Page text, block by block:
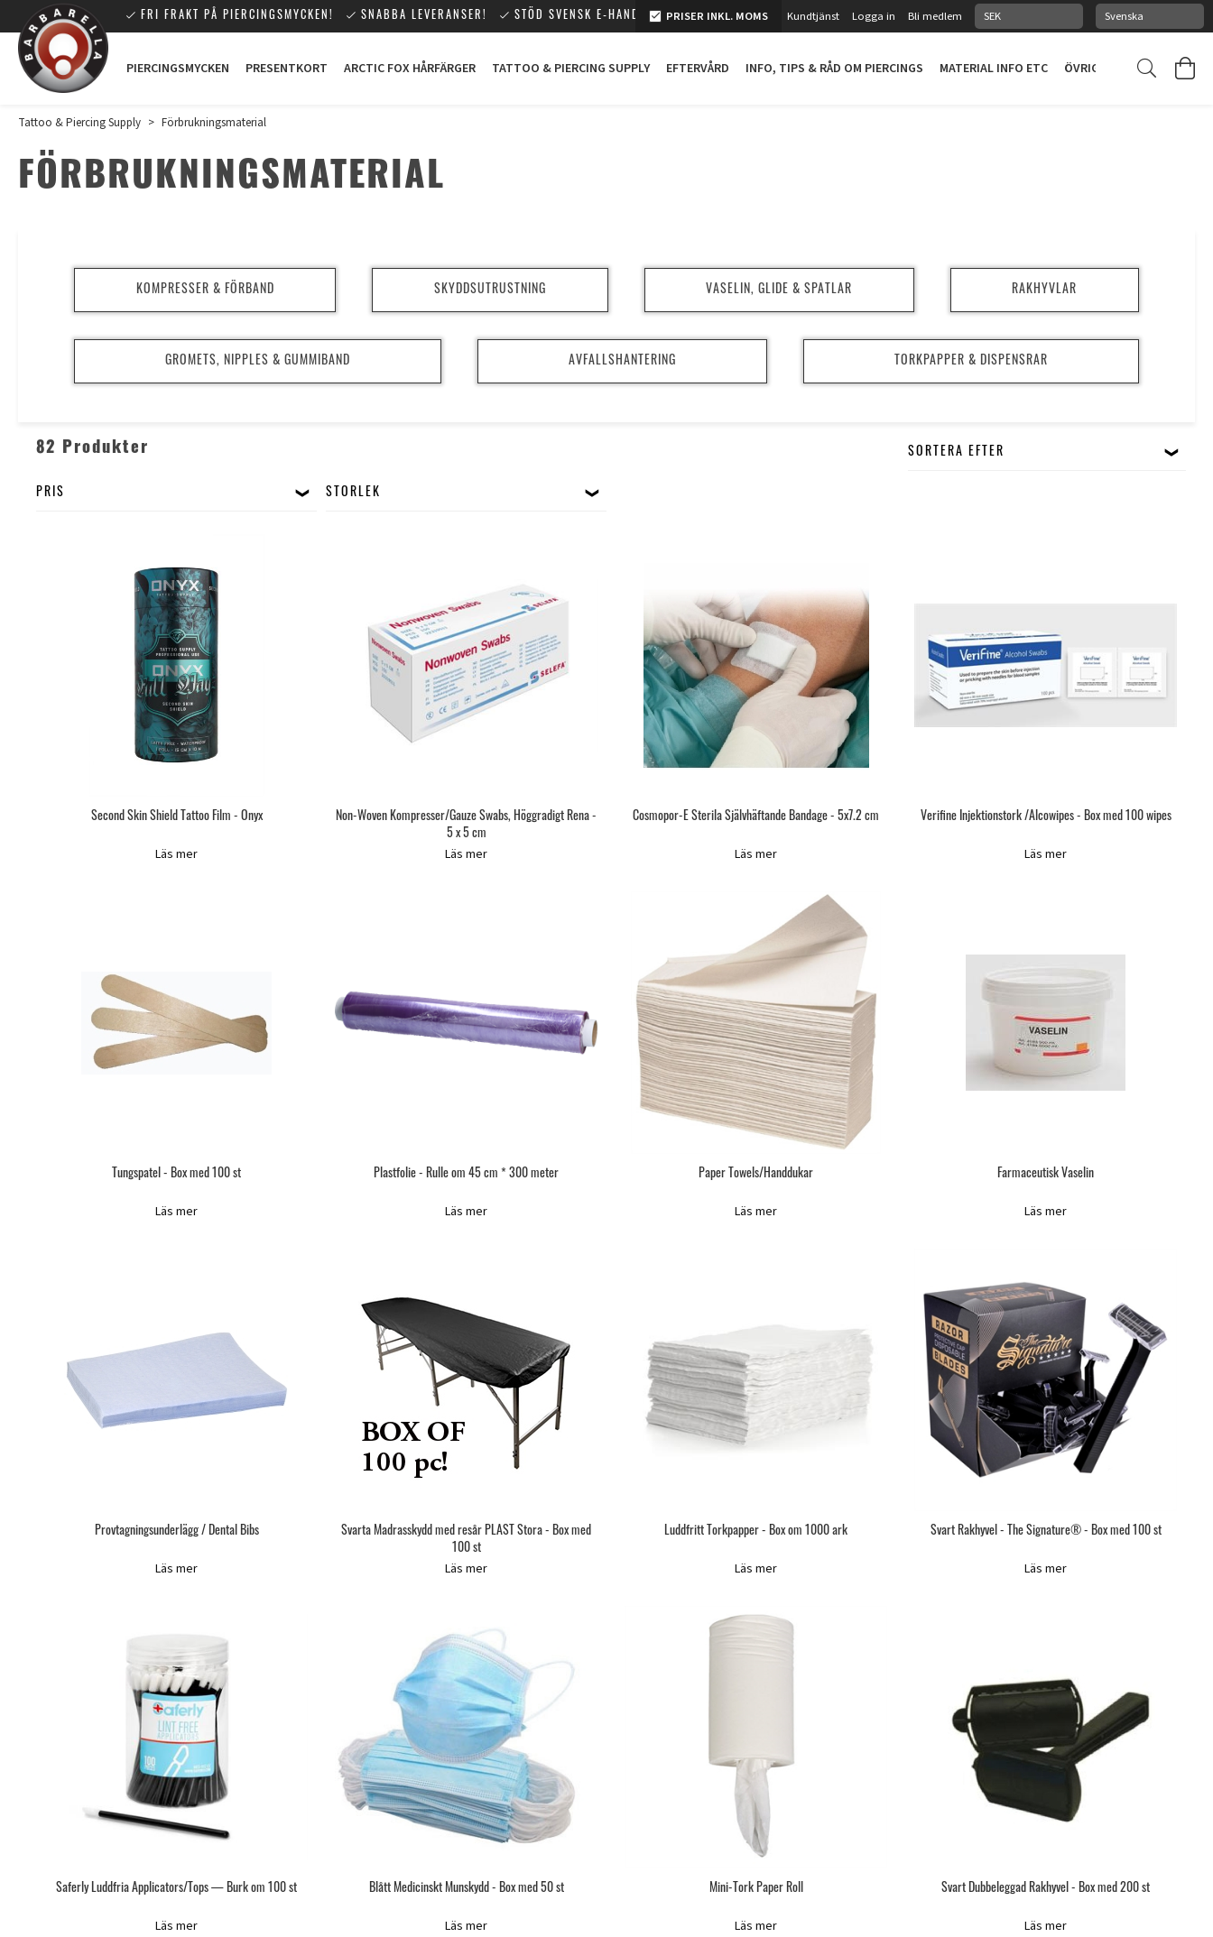
FRI FRAKT PÅ PIERCINGSMYCKEN! SNABBA LEVERANSER! STÖD SVENSK E-HANDEL! PRISER INKL. MOMS Kundtjänst Logga in Bli medlem
PIERCINGSMYCKEN PRESENTKORT ARCTIC FOX HÅRFÄRGER TATTOO & PIERCING SUPPLY EFTERVÅRD INFO, TIPS & RÅD OM PIERCINGS MATERIAL INFO ETC ÖVRIGT
Tattoo & Piercing Supply > Förbrukningsmaterial
FÖRBRUKNINGSMATERIAL
KOMPRESSER & FÖRBAND SKYDDSUTRUSTNING VASELIN, GLIDE & SPATLAR RAKHYVLAR
GROMETS, NIPPLES & GUMMIBAND AVFALLSHANTERING TORKPAPPER & DISPENSRAR
82 Produkter SORTERA EFTER
PRIS STORLEK
Second Skin Shield Tattoo Film - Onyx
Läs mer
Non-Woven Kompresser/Gauze Swabs, Höggradigt Rena -
5 x 5 cm
Läs mer
Cosmopor-E Sterila Självhäftande Bandage - 5x7.2 cm
Läs mer
Verifine Injektionstork /Alcowipes - Box med 100 wipes
Läs mer
Tungspatel - Box med 100 st
Läs mer
Plastfolie - Rulle om 45 cm * 300 meter
Läs mer
Paper Towels/Handdukar
Läs mer
Farmaceutisk Vaselin
Läs mer
Provtagningsunderlägg / Dental Bibs
Läs mer
Svarta Madrasskydd med resår PLAST Stora - Box med
100 st
Läs mer
Luddfritt Torkpapper - Box om 1000 ark
Läs mer
Svart Rakhyvel - The Signature® - Box med 100 st
Läs mer
Saferly Luddfria Applicators/Tops — Burk om 100 st
Läs mer
Blått Medicinskt Munskydd - Box med 50 st
Läs mer
Mini-Tork Paper Roll
Läs mer
Svart Dubbeleggad Rakhyvel - Box med 200 st
Läs mer